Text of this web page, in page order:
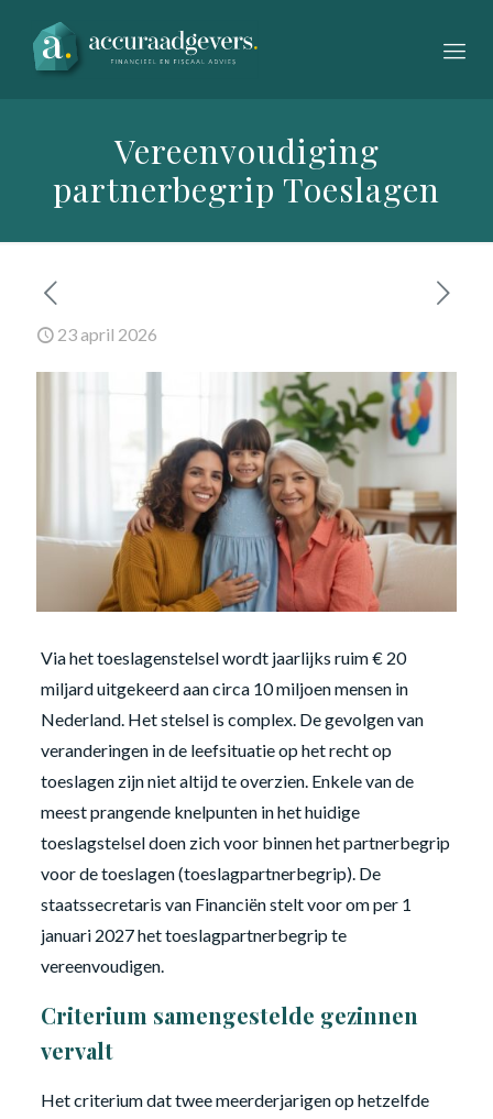
Vereenvoudiging
partnerbegrip Toeslagen
23 april 2026
Via het toeslagenstelsel wordt jaarlijks ruim € 20
miljard uitgekeerd aan circa 10 miljoen mensen in
Nederland. Het stelsel is complex. De gevolgen van
veranderingen in de leefsituatie op het recht op
toeslagen zijn niet altijd te overzien. Enkele van de
meest prangende knelpunten in het huidige
toeslagstelsel doen zich voor binnen het partnerbegrip
voor de toeslagen (toeslagpartnerbegrip). De
staatssecretaris van Financiën stelt voor om per 1
januari 2027 het toeslagpartnerbegrip te
vereenvoudigen.
Criterium samengestelde gezinnen
vervalt
Het criterium dat twee meerderjarigen op hetzelfde